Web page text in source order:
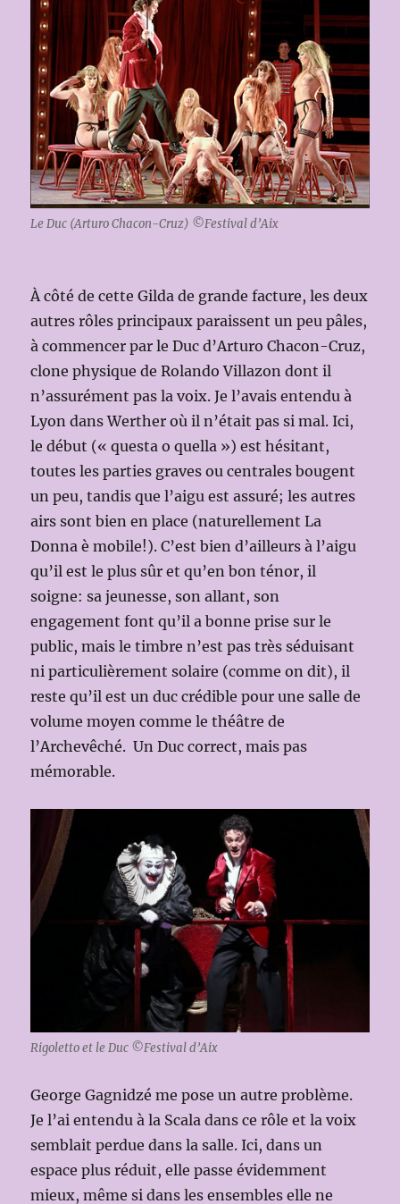
Le Duc (Arturo Chacon-Cruz) ©Festival d’Aix
À côté de cette Gilda de grande facture, les deux
autres rôles principaux paraissent un peu pâles,
à commencer par le Duc d’Arturo Chacon-Cruz,
clone physique de Rolando Villazon dont il
n’assurément pas la voix. Je l’avais entendu à
Lyon dans Werther où il n’était pas si mal. Ici,
le début (« questa o quella ») est hésitant,
toutes les parties graves ou centrales bougent
un peu, tandis que l’aigu est assuré; les autres
airs sont bien en place (naturellement La
Donna è mobile!). C’est bien d’ailleurs à l’aigu
qu’il est le plus sûr et qu’en bon ténor, il
soigne: sa jeunesse, son allant, son
engagement font qu’il a bonne prise sur le
public, mais le timbre n’est pas très séduisant
ni particulièrement solaire (comme on dit), il
reste qu’il est un duc crédible pour une salle de
volume moyen comme le théâtre de
l’Archevêché. Un Duc correct, mais pas
mémorable.
Rigoletto et le Duc ©Festival d’Aix
George Gagnidzé me pose un autre problème.
Je l’ai entendu à la Scala dans ce rôle et la voix
semblait perdue dans la salle. Ici, dans un
espace plus réduit, elle passe évidemment
mieux, même si dans les ensembles elle ne